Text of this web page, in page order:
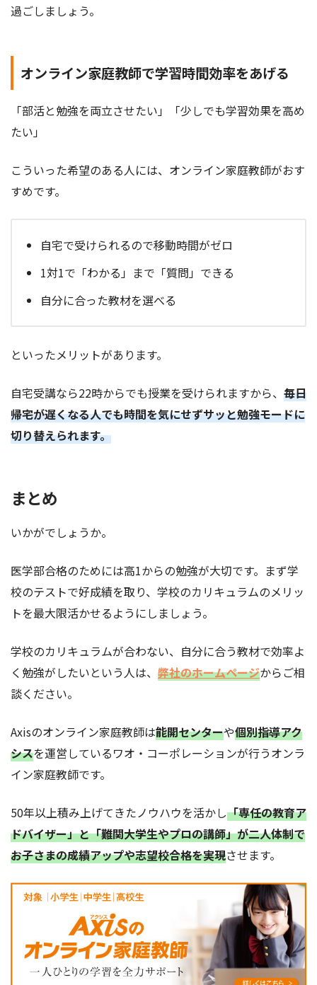
過ごしましょう。
オンライン家庭教師で学習時間効率をあげる
「部活と勉強を両立させたい」「少しでも学習効果を高め
たい」
こういった希望のある人には、オンライン家庭教師がおす
すめです。
自宅で受けられるので移動時間がゼロ
1対1で「わかる」まで「質問」できる
自分に合った教材を選べる
といったメリットがあります。
自宅受講なら22時からでも授業を受けられますから、 毎日
帰宅が遅くなる人でも時間を気にせずサッと勉強モードに
切り替えられます。
まとめ
いかがでしょうか。
医学部合格のためには高1からの勉強が大切です。まず学
校のテストで好成績を取り、学校のカリキュラムのメリッ
トを最大限活かせるようにしましょう。
学校のカリキュラムが合わない、自分に合う教材で効率よ
く勉強がしたいという人は、 弊社のホームページからご相
談ください。
Axisのオンライン家庭教師は能開センターや個別指導アク
シスを運営しているワオ・コーポレーションが行うオンラ
イン家庭教師です。
50年以上積み上げてきたノウハウを活かし「専任の教育ア
ドバイザー」と「難関大学生やプロの講師」が二人体制で
お子さまの成績アップや志望校合格を実現させます。